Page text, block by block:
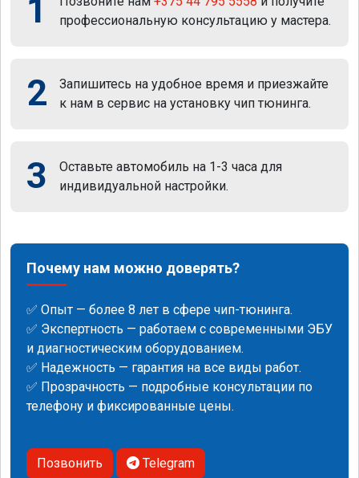
1
профессиональную консультацию у мастера.
2
Запишитесь на удобное время и приезжайте
к нам в сервис на установку чип тюнинга.
3
Оставьте автомобиль на 1-3 часа для
индивидуальной настройки.
Почему нам можно доверять?
✅ Опыт — более 8 лет в сфере чип-тюнинга.
✅ Экспертность — работаем с современными ЭБУ
и диагностическим оборудованием.
✅ Надежность — гарантия на все виды работ.
✅ Прозрачность — подробные консультации по
телефону и фиксированные цены.
Позвонить Telegram